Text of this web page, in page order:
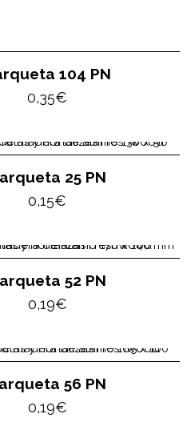
104 PN
0,35€
25 PN
0,15€
52 PN
0,19€
56 PN
0,19€